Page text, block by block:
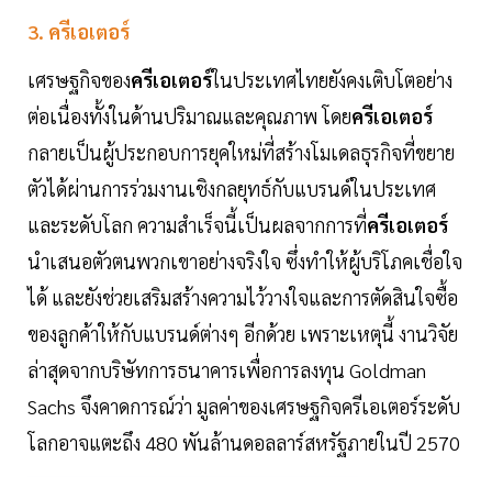
3. ครีเอเตอร์
เศรษฐกิจของครีเอเตอร์ในประเทศไทยยังคงเติบโตอย่าง
ต่อเนื่องทั้งในด้านปริมาณและคุณภาพ โดยครีเอเตอร์
กลายเป็นผู้ประกอบการยุคใหม่ที่สร้างโมเดลธุรกิจที่ขยาย
ตัวได้ผ่านการร่วมงานเชิงกลยุทธ์กับแบรนด์ในประเทศ
และระดับโลก ความสำเร็จนี้เป็นผลจากการที่ครีเอเตอร์
นำเสนอตัวตนพวกเขาอย่างจริงใจ ซึ่งทำให้ผู้บริโภคเชื่อใจ
ได้ และยังช่วยเสริมสร้างความไว้วางใจและการตัดสินใจซื้อ
ของลูกค้าให้กับแบรนด์ต่างๆ อีกด้วย เพราะเหตุนี้ งานวิจัย
ล่าสุดจากบริษัทการธนาคารเพื่อการลงทุน Goldman
Sachs จึงคาดการณ์ว่า มูลค่าของเศรษฐกิจครีเอเตอร์ระดับ
โลกอาจแตะถึง 480 พันล้านดอลลาร์สหรัฐภายในปี 2570